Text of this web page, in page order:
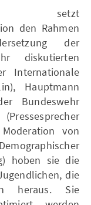
setzt
den Rahmen
der
diskutierten
Internationale
Hauptmann
Bundeswehr
von
hoben sie die
die
heraus. Sie